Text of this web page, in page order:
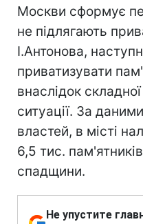
Москви сформує
не підлягають
І.Антонова,
приватизувати
внаслідок
ситуації. За
властей, в місті
6,5 тис.
спадщини.
Не упустите